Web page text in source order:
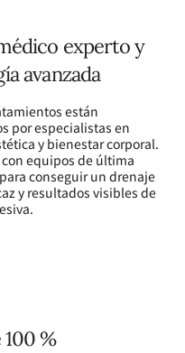
experto y
avanzada
están
por especialistas en
y bienestar corporal.
equipos de última
conseguir un drenaje
y resultados visibles de
%